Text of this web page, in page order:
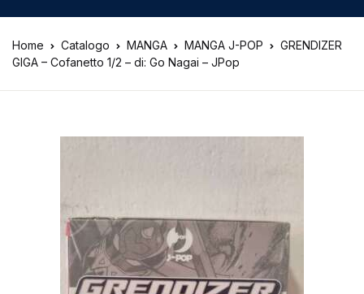
Home Catalogo MANGA MANGA J-POP
GRENDIZER
GIGA – Cofanetto 1/2 – di: Go Nagai – JPop